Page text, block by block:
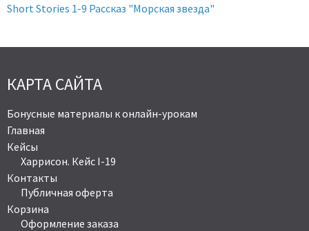
Short Stories 1-9 Рассказ "Морская звезда"
КАРТА САЙТА
Бонусные материалы к онлайн-урокам
Главная
Кейсы
Харрисон. Кейс I-19
Контакты
Публичная оферта
Корзина
Оформление заказа